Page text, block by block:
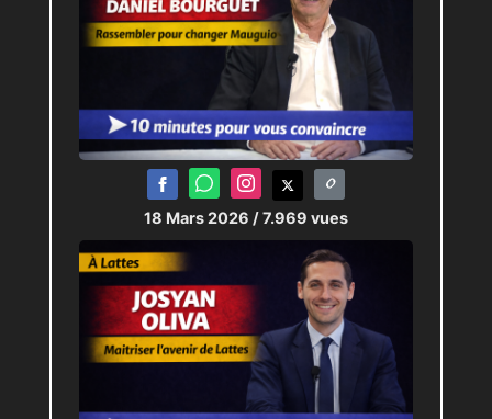
18 Mars 2026 / 7.969 vues